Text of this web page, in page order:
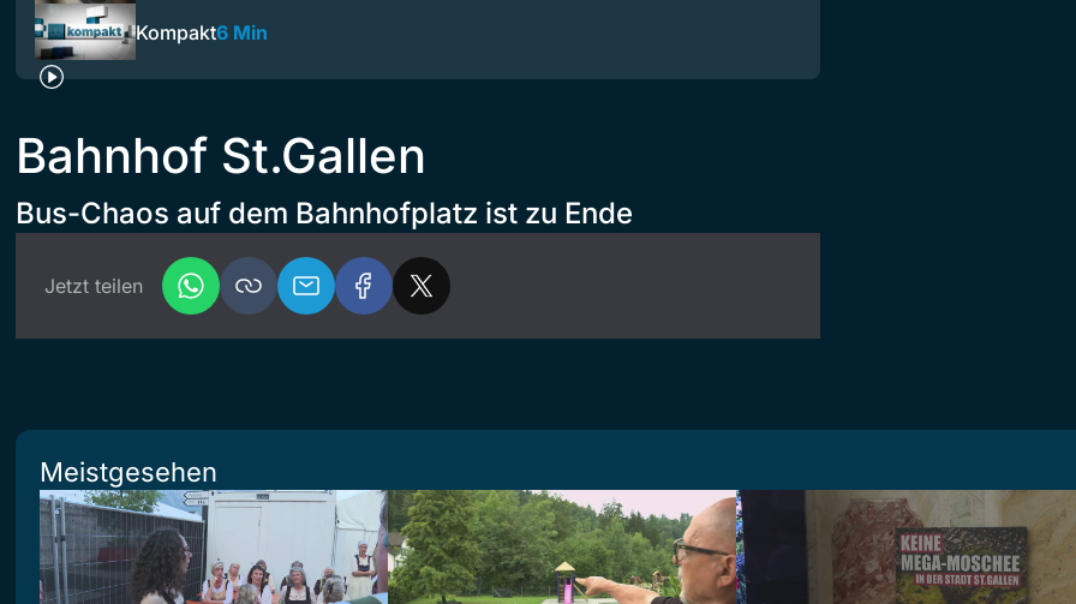
Kompakt6 Min
Bahnhof St.Gallen
Bus-Chaos auf dem Bahnhofplatz ist zu Ende
Jetzt teilen
Meistgesehen